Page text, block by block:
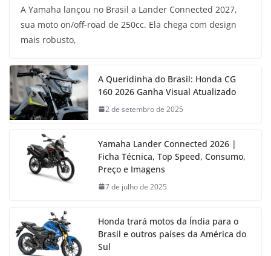
A Yamaha lançou no Brasil a Lander Connected 2027,
sua moto on/off-road de 250cc. Ela chega com design
mais robusto,
A Queridinha do Brasil: Honda CG
160 2026 Ganha Visual Atualizado
2 de setembro de 2025
Yamaha Lander Connected 2026 |
Ficha Técnica, Top Speed, Consumo,
Preço e Imagens
7 de julho de 2025
Honda trará motos da Índia para o
Brasil e outros países da América do
Sul